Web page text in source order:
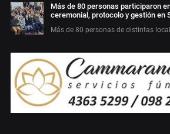
Más de 80 personas participaron
ceremonial, protocolo y gestión en
Más de 80 personas de distintas